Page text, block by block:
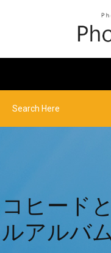
コヒード
ルアルバ